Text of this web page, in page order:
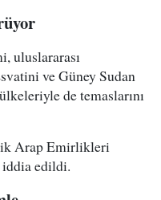
uluslararası
ve Güney Sudan
de temaslarını
Arap Emirlikleri
edildi.